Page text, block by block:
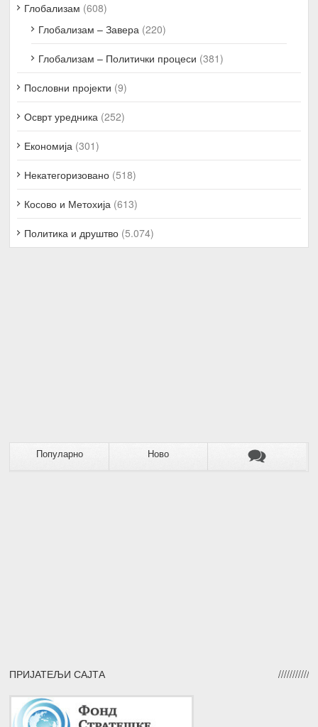
Глобализам (608)
Глобализам – Завера (220)
Глобализам – Политички процеси (381)
Пословни пројекти (9)
Осврт уредника (252)
Економија (301)
Некатегоризовано (518)
Косово и Метохија (613)
Политика и друштво (5.074)
Популарно Ново
ПРИЈАТЕЉИ САЈТА